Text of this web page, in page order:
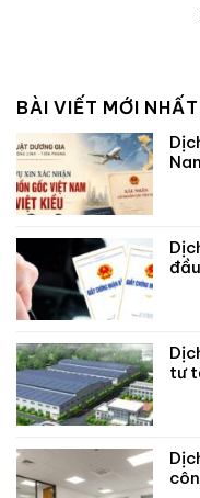
BÀI VIẾT MỚI NHẤT
tư